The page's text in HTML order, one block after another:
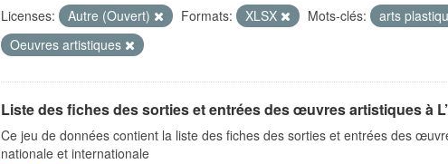
Licenses: Autre (Ouvert) Formats: XLSX Mots-clés:
arts
Oeuvres artistiques
Liste des fiches des sorties et entrées des œuvres artistiques à
Ce jeu de données contient la liste des fiches des sorties et entrées des
nationale et internationale